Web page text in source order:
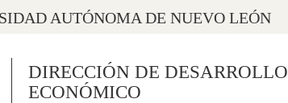
AUTÓNOMA DE NUEVO LEÓN
DIRECCIÓN DE DESARROLLO
ECONÓMICO